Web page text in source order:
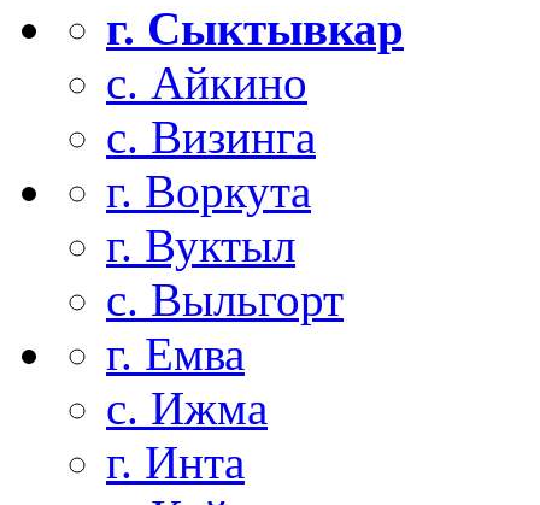
г. Сыктывкар
с. Айкино
с. Визинга
г. Воркута
г. Вуктыл
с. Выльгорт
г. Емва
с. Ижма
г. Инта